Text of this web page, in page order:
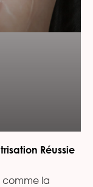
Réussie
comme la